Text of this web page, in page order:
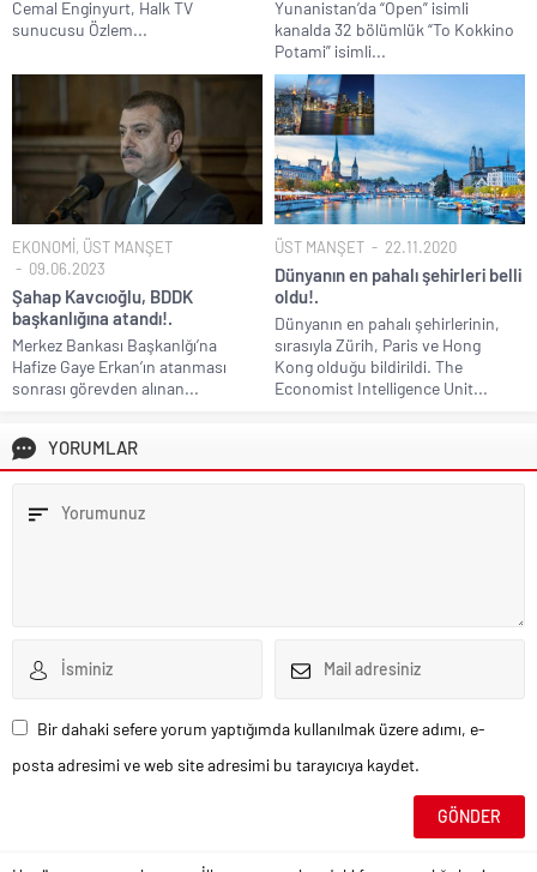
Cemal Enginyurt, Halk TV
sunucusu Özlem...
Yunanistan’da “Open” isimli
kanalda 32 bölümlük “To Kokkino
Potami” isimli...
EKONOMİ, ÜST MANŞET
09.06.2023
Şahap Kavcıoğlu, BDDK
başkanlığına atandı!.
Merkez Bankası Başkanlğı’na
Hafize Gaye Erkan’ın atanması
sonrası görevden alınan...
ÜST MANŞET 22.11.2020
Dünyanın en pahalı şehirleri belli
oldu!.
Dünyanın en pahalı şehirlerinin,
sırasıyla Zürih, Paris ve Hong
Kong olduğu bildirildi. The
Economist Intelligence Unit...
YORUMLAR
Bir dahaki sefere yorum yaptığımda kullanılmak üzere adımı, e-
posta adresimi ve web site adresimi bu tarayıcıya kaydet.